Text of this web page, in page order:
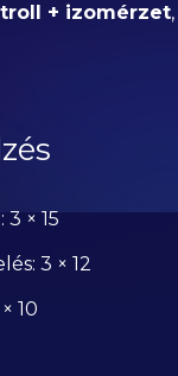
+ izomérzet
3 × 15
3 × 12
10